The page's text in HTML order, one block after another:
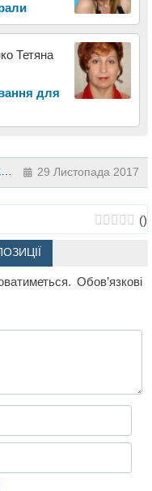
Тетяна
для
Хімія 8 клас
29 Листопада 2017
()
Обов’язкові